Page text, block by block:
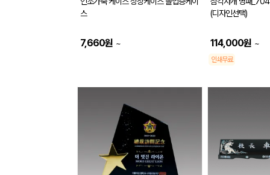
스
7,660원 ~
(디자인선택)
114,000원 ~
인쇄무료